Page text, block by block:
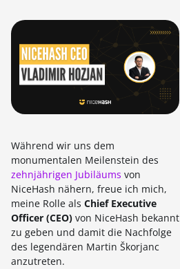
Während wir uns dem
monumentalen Meilenstein des
zehnjährigen Jubiläums von
NiceHash nähern, freue ich mich,
meine Rolle als Chief Executive
Officer (CEO) von NiceHash bekannt
zu geben und damit die Nachfolge
des legendären Martin Škorjanc
anzutreten.